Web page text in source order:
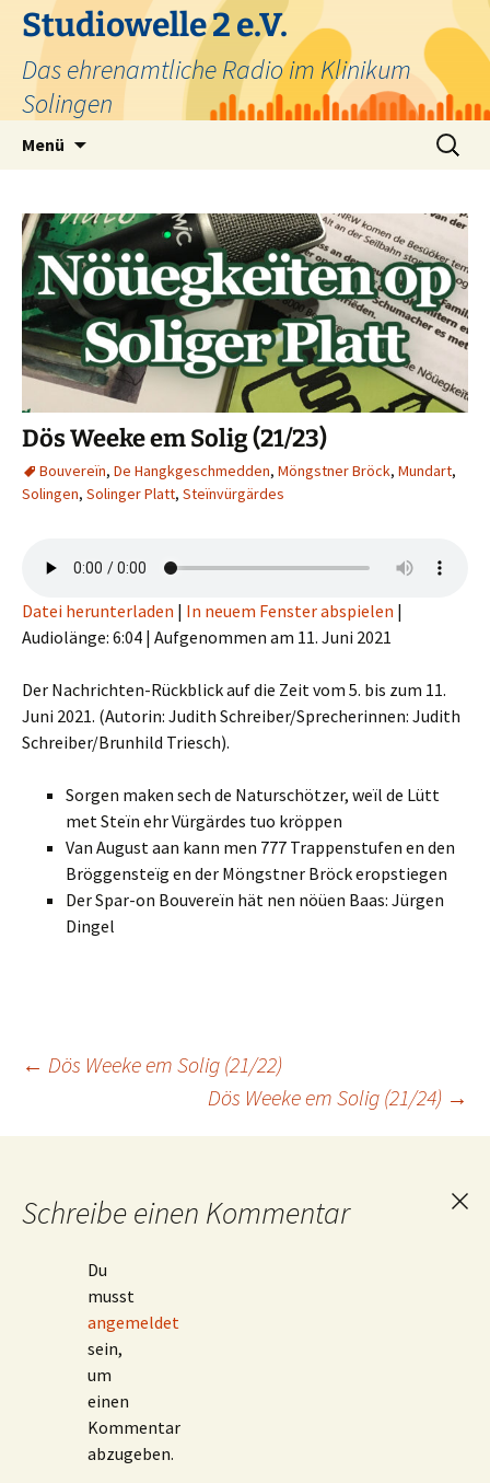
Zum
Inhalt
springen
Studiowelle 2 e.V.
Das ehrenamtliche Radio im Klinikum
Solingen
Menü
Suchen
nach:
Dös Weeke em Solig (21/23)
Bouvereïn, De Hangkgeschmedden, Möngstner Bröck, Mundart,
Solingen, Solinger Platt, Steïnvürgärdes
Datei herunterladen | In neuem Fenster abspielen |
Audiolänge: 6:04 | Aufgenommen am 11. Juni 2021
Der Nachrichten-Rückblick auf die Zeit vom 5. bis zum 11.
Juni 2021. (Autorin: Judith Schreiber/Sprecherinnen: Judith
Schreiber/Brunhild Triesch).
Sorgen maken sech de Naturschötzer, weïl de Lütt
met Steïn ehr Vürgärdes tuo kröppen
Van August aan kann men 777 Trappenstufen en den
Bröggensteïg en der Möngstner Bröck eropstiegen
Der Spar-on Bouvereïn hät nen nöüen Baas: Jürgen
Dingel
Beitragsnavigation
← Dös Weeke em Solig (21/22)
Dös Weeke em Solig (21/24) →
Schreibe einen Kommentar
Du
musst
angemeldet
sein,
um
einen
Kommentar
abzugeben.